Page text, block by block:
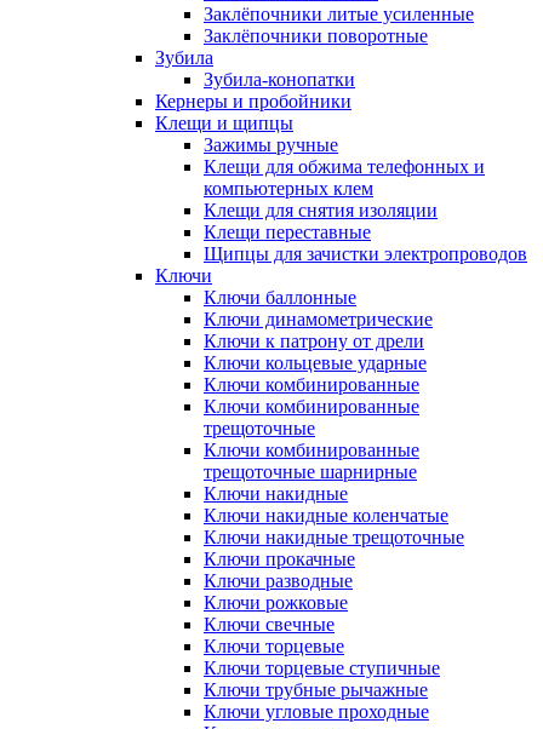
Заклёпочники литые усиленные
Заклёпочники поворотные
Зубила
Зубила-конопатки
Кернеры и пробойники
Клещи и щипцы
Зажимы ручные
Клещи для обжима телефонных и
компьютерных клем
Клещи для снятия изоляции
Клещи переставные
Щипцы для зачистки электропроводов
Ключи
Ключи баллонные
Ключи динамометрические
Ключи к патрону от дрели
Ключи кольцевые ударные
Ключи комбинированные
Ключи комбинированные
трещоточные
Ключи комбинированные
трещоточные шарнирные
Ключи накидные
Ключи накидные коленчатые
Ключи накидные трещоточные
Ключи прокачные
Ключи разводные
Ключи рожковые
Ключи свечные
Ключи торцевые
Ключи торцевые ступичные
Ключи трубные рычажные
Ключи угловые проходные